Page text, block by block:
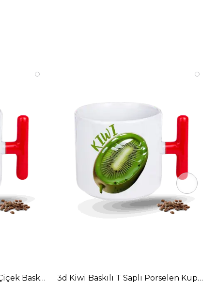
1
Baskılı T Saplı Porselen Kupa Bardak
3d Kiwi Baskılı T Saplı Porselen Kupa